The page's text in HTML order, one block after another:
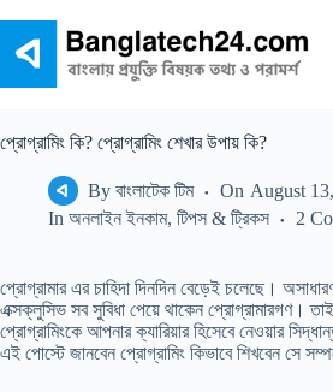
content
প্রোগ্রামিং কি? প্রোগ্রামিং শেখার উপায় কি?
By বাংলাটেক টিম On August
In অনলাইন ইনকাম,টিপস & ট্রিকস 2
প্রোগ্রামার এর চাহিদা দিনদিন বেড়েই চলেছে।
এক্সক্লুসিভ সব সুবিধা পেয়ে থাকেন প্রোগ্রামারগণ।
প্রোগ্রামিংকে আপনার ক্যারিয়ার হিসেবে নেওয়ার
এই পোস্টে জানবেন প্রোগ্রামিং কিভাবে শিখবেন সে